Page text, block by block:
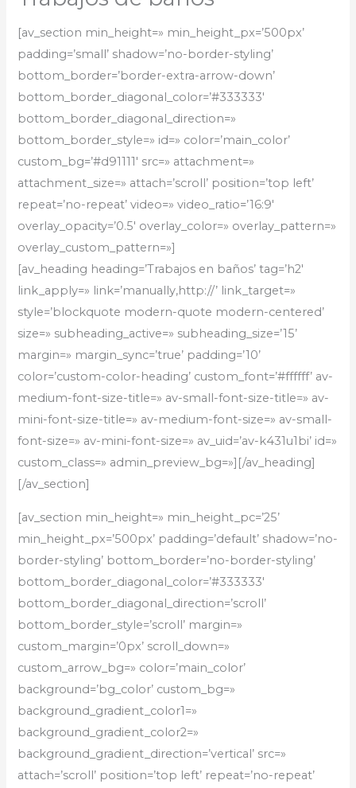
[av_section min_height=» min_height_px=’500px’
padding=’small’ shadow=’no-border-styling’
bottom_border=’border-extra-arrow-down’
bottom_border_diagonal_color=’#333333′
bottom_border_diagonal_direction=»
bottom_border_style=» id=» color=’main_color’
custom_bg=’#d91111′ src=» attachment=»
attachment_size=» attach=’scroll’ position=’top left’
repeat=’no-repeat’ video=» video_ratio=’16:9′
overlay_opacity=’0.5′ overlay_color=» overlay_pattern=»
overlay_custom_pattern=»]
[av_heading heading=’Trabajos en baños’ tag=’h2′
link_apply=» link=’manually,http://’ link_target=»
style=’blockquote modern-quote modern-centered’
size=» subheading_active=» subheading_size=’15’
margin=» margin_sync=’true’ padding=’10’
color=’custom-color-heading’ custom_font=’#ffffff’ av-
medium-font-size-title=» av-small-font-size-title=» av-
mini-font-size-title=» av-medium-font-size=» av-small-
font-size=» av-mini-font-size=» av_uid=’av-k431u1bi’ id=»
custom_class=» admin_preview_bg=»][/av_heading]
[/av_section]
[av_section min_height=» min_height_pc=’25’
min_height_px=’500px’ padding=’default’ shadow=’no-
border-styling’ bottom_border=’no-border-styling’
bottom_border_diagonal_color=’#333333′
bottom_border_diagonal_direction=’scroll’
bottom_border_style=’scroll’ margin=»
custom_margin=’0px’ scroll_down=»
custom_arrow_bg=» color=’main_color’
background=’bg_color’ custom_bg=»
background_gradient_color1=»
background_gradient_color2=»
background_gradient_direction=’vertical’ src=»
attach=’scroll’ position=’top left’ repeat=’no-repeat’